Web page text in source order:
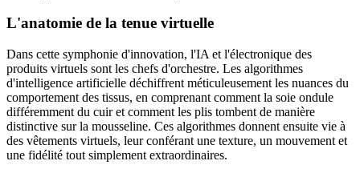
L'anatomie de la tenue virtuelle
Dans cette symphonie d'innovation, l'IA et l'électronique des
produits virtuels sont les chefs d'orchestre. Les algorithmes
d'intelligence artificielle déchiffrent méticuleusement les nuances du
comportement des tissus, en comprenant comment la soie ondule
différemment du cuir et comment les plis tombent de manière
distinctive sur la mousseline. Ces algorithmes donnent ensuite vie à
des vêtements virtuels, leur conférant une texture, un mouvement et
une fidélité tout simplement extraordinaires.